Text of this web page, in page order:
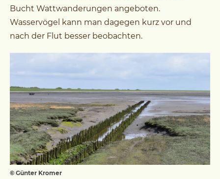
Bucht Wattwanderungen angeboten.
Wasservögel kann man dagegen kurz vor und
nach der Flut besser beobachten.
© Günter Kromer